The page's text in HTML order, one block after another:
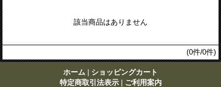
該当商品はありません
(0件/0件)
ホーム | ショッピングカート
特定商取引法表示 | ご利用案内